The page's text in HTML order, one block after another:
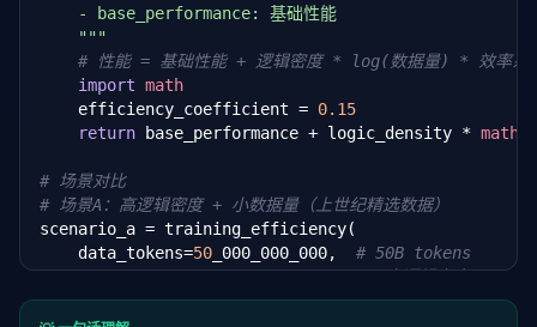
    - base_performance: 基础性能
    """
# 性能 = 基础性能 + 逻辑密度 * log(数据量) * 效率系
import math
    efficiency_coefficient =
0.15
return base_performance + logic_density * math
# 场景对比
# 场景A：高逻辑密度 + 小数据量（上世纪精选数据）
scenario_a = training_efficiency(
    data_tokens=
50 _000_000_000, # 50B tokens
    logic_density=
0.85
# 高逻辑密度
)